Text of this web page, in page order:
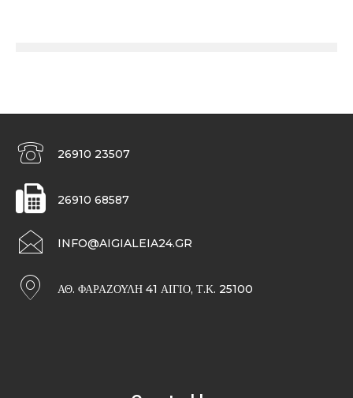
26910 23507
26910 68587
INFO@AIGIALEIA24.GR
ΑΘ. ΦΑΡΑΖΟΥΛΉ 41 ΑΊΓΙΟ, Τ.Κ. 25100